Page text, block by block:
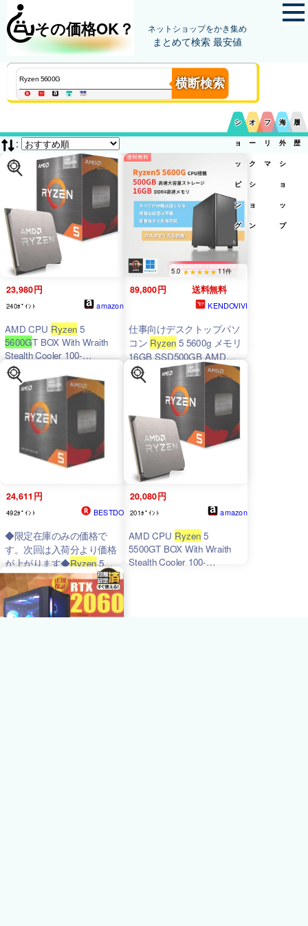
その価格OK？ ネットショップをかき集め
まとめて検索 最安値
横断検索
シ
ョ
ッ
ピ
ン
グ
オ
ー
ク
シ
ョ
ン
フ
リ
マ
海
外
シ
ョ
ッ
プ
履
歴
:
23,980円
240ﾎﾟｲﾝﾄ amazon
AMD CPU Ryzen 5
5600GT BOX With Wraith
Stealth Cooler 100-
100001488BOX CP1456
89,800円 送料無料
KENDOVIVI
5.0 11件
仕事向けデスクトップパソ
コン Ryzen 5 5600g メモリ
16GB SSD500GB AMD
CPU搭載 Windows10 11
Pro
24,611円
492ﾎﾟｲﾝﾄ BESTDO
◆限定在庫のみの価格で
す。次回は入荷分より価格
が上がります◆Ryzen5
5600GT BOX 100-
100001488BOX
20,080円
201ﾎﾟｲﾝﾄ amazon
AMD CPU Ryzen 5
5500GT BOX With Wraith
Stealth Cooler 100-